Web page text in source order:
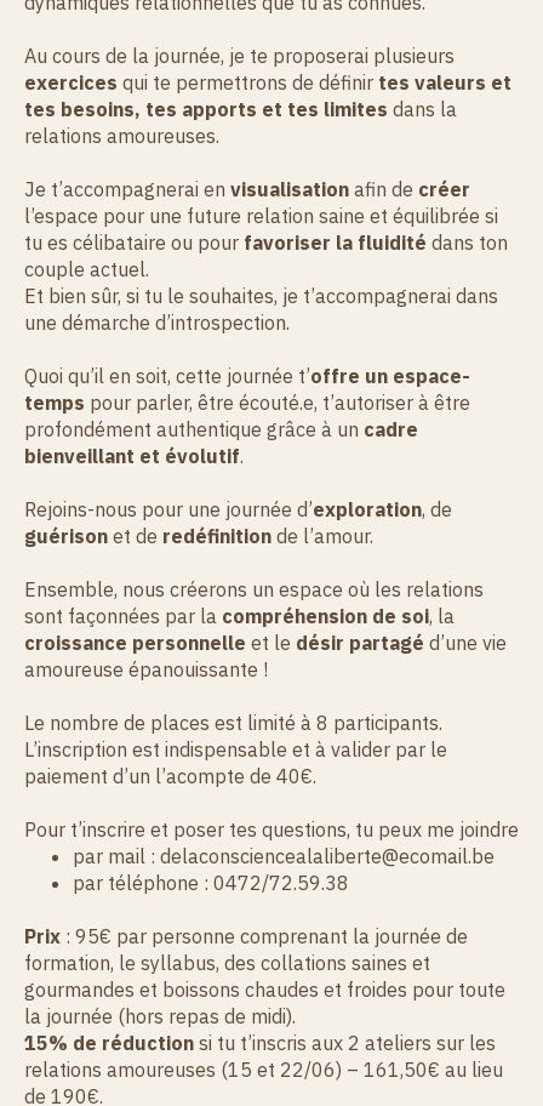
Au cours de la journée, je te proposerai plusieurs
exercices qui te permettrons de définir tes valeurs et
tes besoins, tes apports et tes limites dans la
relations amoureuses.
Je t’accompagnerai en visualisation afin de créer
l’espace pour une future relation saine et équilibrée si
tu es célibataire ou pour favoriser la fluidité dans ton
couple actuel.
Et bien sûr, si tu le souhaites, je t’accompagnerai dans
une démarche d’introspection.
Quoi qu’il en soit, cette journée t’offre un espace-
temps pour parler, être écouté.e, t’autoriser à être
profondément authentique grâce à un cadre
bienveillant et évolutif.
Rejoins-nous pour une journée d’exploration, de
guérison et de redéfinition de l’amour.
Ensemble, nous créerons un espace où les relations
sont façonnées par la compréhension de soi, la
croissance personnelle et le désir partagé d’une vie
amoureuse épanouissante !
Le nombre de places est limité à 8 participants.
L’inscription est indispensable et à valider par le
paiement d’un l’acompte de 40€.
Pour t’inscrire et poser tes questions, tu peux me joindre
par mail : delaconsciencealaliberte@ecomail.be
par téléphone : 0472/72.59.38
Prix : 95€ par personne comprenant la journée de
formation, le syllabus, des collations saines et
gourmandes et boissons chaudes et froides pour toute
la journée (hors repas de midi).
15% de réduction si tu t’inscris aux 2 ateliers sur les
relations amoureuses (15 et 22/06) – 161,50€ au lieu
de 190€.